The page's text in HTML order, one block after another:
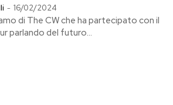
- 16/02/2024
di The CW che ha partecipato con il
parlando del futuro...